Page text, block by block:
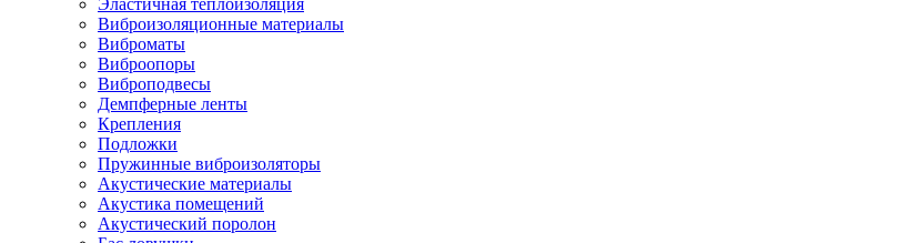
Эластичная теплоизоляция
Виброизоляционные материалы
Виброматы
Виброопоры
Виброподвесы
Демпферные ленты
Крепления
Подложки
Пружинные виброизоляторы
Акустические материалы
Акустика помещений
Акустический поролон